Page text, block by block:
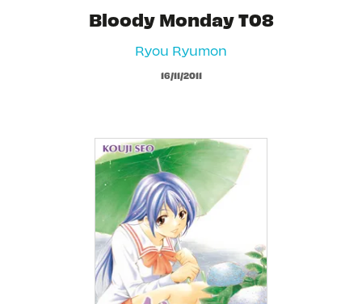
Bloody Monday T08
Ryou Ryumon
16/11/2011